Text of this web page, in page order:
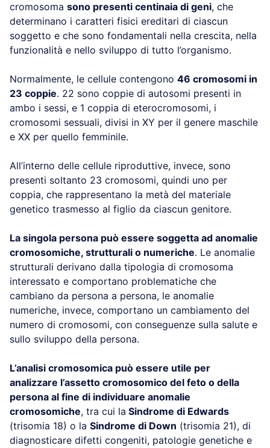
cromosoma sono presenti centinaia di geni, che
determinano i caratteri fisici ereditari di ciascun
soggetto e che sono fondamentali nella crescita, nella
funzionalità e nello sviluppo di tutto l’organismo.
Normalmente, le cellule contengono 46 cromosomi in
23 coppie. 22 sono coppie di autosomi presenti in
ambo i sessi, e 1 coppia di eterocromosomi, i
cromosomi sessuali, divisi in XY per il genere maschile
e XX per quello femminile.
All’interno delle cellule riproduttive, invece, sono
presenti soltanto 23 cromosomi, quindi uno per
coppia, che rappresentano la metà del materiale
genetico trasmesso al figlio da ciascun genitore.
La singola persona può essere soggetta ad anomalie
cromosomiche, strutturali o numeriche. Le anomalie
strutturali derivano dalla tipologia di cromosoma
interessato e comportano problematiche che
cambiano da persona a persona, le anomalie
numeriche, invece, comportano un cambiamento del
numero di cromosomi, con conseguenze sulla salute e
sullo sviluppo della persona.
L’analisi cromosomica può essere utile per
analizzare l’assetto cromosomico del feto o della
persona al fine di individuare anomalie
cromosomiche, tra cui la Sindrome di Edwards
(trisomia 18) o la Sindrome di Down (trisomia 21), di
diagnosticare difetti congeniti, patologie genetiche e